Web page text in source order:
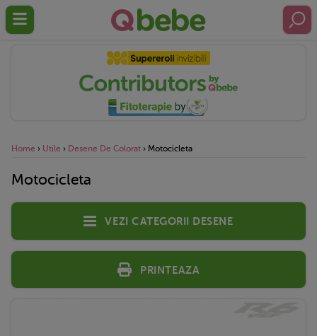
Home › Utile › Desene De Colorat › Motocicleta
Motocicleta
Vezi categorii desene
Printeaza